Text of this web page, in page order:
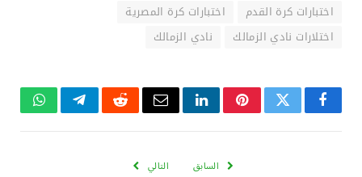
اختبارات كرة القدم
اختبارات كرة المصرية
اختلارات نادي الزمالك
نادي الزمالك
فيسبوكتويتر بينتيريستلينكدإنالبريد
رديت تيلقرام
السابق التالي